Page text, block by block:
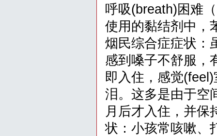
呼吸(breath)困难
使用的黏结剂中，
烟民综合症症状：
感到嗓子不舒服，
即入住，感觉
泪。这多是由于空
月后才入住，并保
状：小孩常咳嗽、